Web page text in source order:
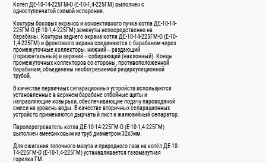
Котёл ДЕ-10-14-225ГМ-О (Е-10-1,4-225ГМ) выполнен с
одноступенчатой схемой испарения.
Контуры боковых экранов и конвективного пучка котла ДЕ-10-14-
225ГМ-О (Е-10-1,4-225ГМ) замкнуты непосредственно на
барабаны. Контуры заднего экрана котла ДЕ-10-14-225ГМ-О (Е-10-
1,4-225ГМ) и фронтового экрана соединяются с барабаном через
промежуточные коллекторы: нижний – раздающий
(горизонтальный) и верхний – собирающий (наклонный). Концы
промежуточных коллекторов со стороны, противоположенной
барабанам, объединены необогреваемой рециркуляционной
трубой.
В качестве первичных сепарационных устройств используются
установленные в верхнем барабане отбойные щиты и
направляющие козырьки, обеспечивающие подачу пароводяной
смеси на уровень воды. В качестве вторичных сепарационных
устройств применяются дырчатый лист и жалюзийный сепаратор.
Пароперегреватель котла ДЕ-10-14-225ГМ-О (Е-10-1,4-225ГМ)
выполнен змеевиковым из труб диаметром 32х3мм.
Для сжигания топочного мазута и природного газа на котёл ДЕ-10-
14-225ГМ-О (Е-10-1,4-225ГМ) устанавливается газомазутная
горелка ГМ.